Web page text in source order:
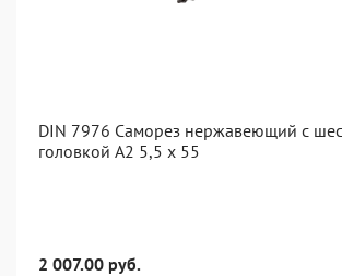
DIN 7976 Саморез нержавеющий с
головкой А2 5,5 x 55
2 007.00 руб.